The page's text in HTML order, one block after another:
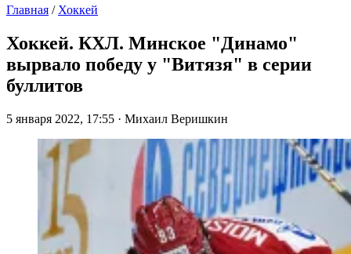
Главная / Хоккей
Хоккей. КХЛ. Минское "Динамо"
вырвало победу у "Витязя" в серии
буллитов
5 января 2022, 17:55 · Михаил Веришкин